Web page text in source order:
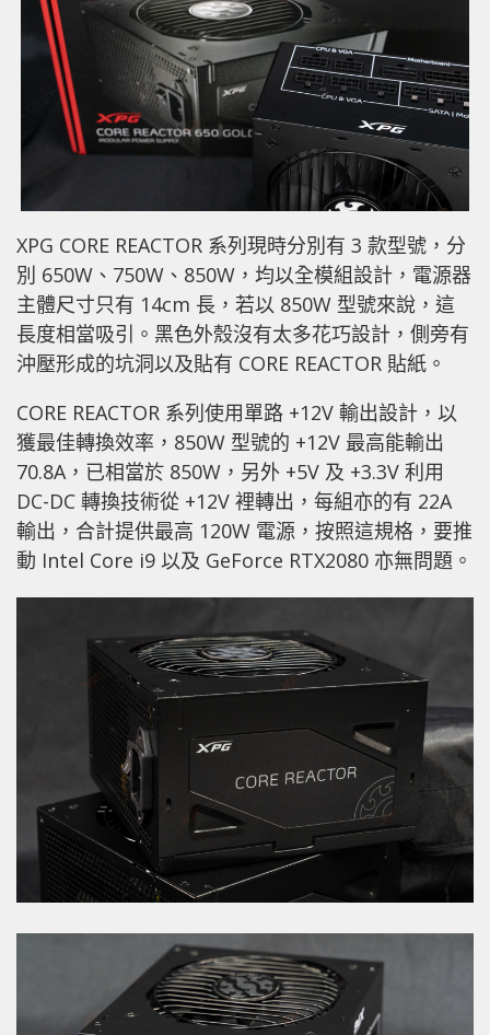
XPG CORE REACTOR 系列現時分別有 3 款型號，分
別 650W、750W、850W，均以全模組設計，電源器
主體尺寸只有 14cm 長，若以 850W 型號來說，這
長度相當吸引。黑色外殼沒有太多花巧設計，側旁有
沖壓形成的坑洞以及貼有 CORE REACTOR 貼紙。
CORE REACTOR 系列使用單路 +12V 輸出設計，以
獲最佳轉換效率，850W 型號的 +12V 最高能輸出
70.8A，已相當於 850W，另外 +5V 及 +3.3V 利用
DC-DC 轉換技術從 +12V 裡轉出，每組亦的有 22A
輸出，合計提供最高 120W 電源，按照這規格，要推
動 Intel Core i9 以及 GeForce RTX2080 亦無問題。